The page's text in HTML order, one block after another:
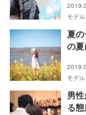
モデ
夏
の夏
モデ
男
る